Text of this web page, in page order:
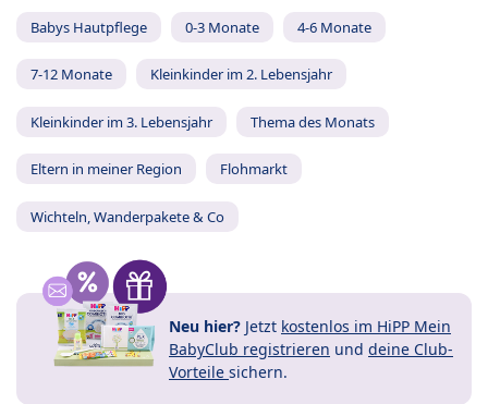
Babys Hautpflege 0-3 Monate 4-6 Monate
7-12 Monate Kleinkinder im 2. Lebensjahr
Kleinkinder im 3. Lebensjahr Thema des Monats
Eltern in meiner Region Flohmarkt
Wichteln, Wanderpakete & Co
Neu hier? Jetzt kostenlos im HiPP Mein
BabyClub registrieren und deine Club-
Vorteile sichern.